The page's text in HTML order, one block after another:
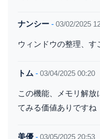
ナンシー - 03/02/2025
ウィンドウの整理、す
トム - 03/04/2025 00:20
この機能、メモリ解放
てみる価値ありですね
美優 - 03/05/2025 20:53